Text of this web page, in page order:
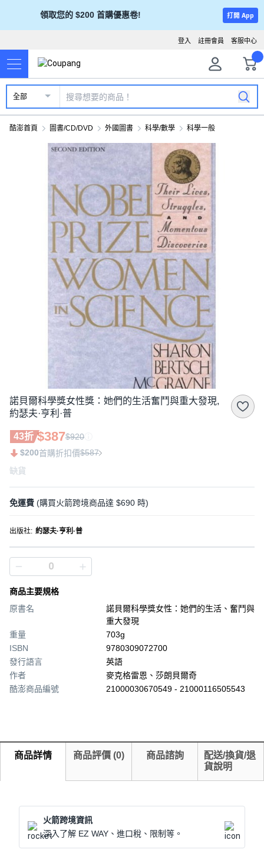
領取您的 $200 首購優惠卷! 打開 App
客服中心
註冊會員
登入
全部
酷澎首頁 圖書/CD/DVD 外國圖書 科學/數學 科學一般
諾貝爾科學獎女性獎：她們的生活奮鬥與重大發現,
約瑟夫·亨利·普
43折 $387$920
$200首購折扣價$587
缺貨
免運費 (購買火箭跨境商品達 $690 時)
出版社: 約瑟夫·亨利·普
商品主要規格
原書名
諾貝爾科學獎女性：她們的生活、奮鬥與
重大發現
重量
703g
ISBN
9780309072700
發行語言
英語
作者
麥克格雷恩、莎朗貝爾奇
酷澎商品編號
21000030670549 - 21000116505543
商品詳情 商品評價 (0) 商品諮詢
配送/換貨/退
貨說明
火箭跨境資訊
深入了解 EZ WAY、進口稅、限制等。